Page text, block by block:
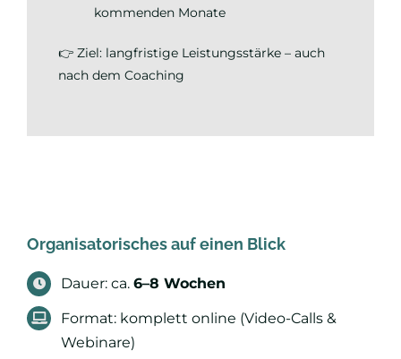
kommenden Monate
👉 Ziel: langfristige Leistungsstärke – auch
nach dem Coaching
Organisatorisches auf einen Blick
Dauer: ca.6–8 Wochen
Format: komplett online (Video-Calls &
Webinare)